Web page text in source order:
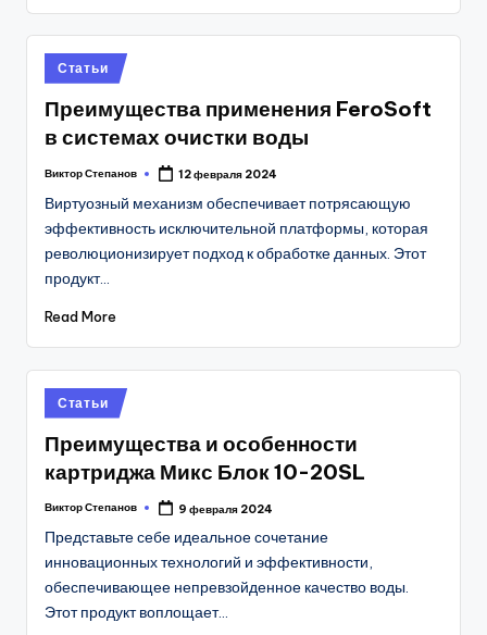
Posted
in
Статьи
Преимущества применения FeroSoft
в системах очистки воды
Posted
Виктор Степанов 12 февраля 2024
Виртуозный механизм обеспечивает потрясающую
эффективность исключительной платформы, которая
революционизирует подход к обработке данных. Этот
продукт…
Read More
Posted
in
Статьи
Преимущества и особенности
картриджа Микс Блок 10-20SL
Posted
Виктор Степанов 9 февраля 2024
Представьте себе идеальное сочетание
инновационных технологий и эффективности,
обеспечивающее непревзойденное качество воды.
Этот продукт воплощает…